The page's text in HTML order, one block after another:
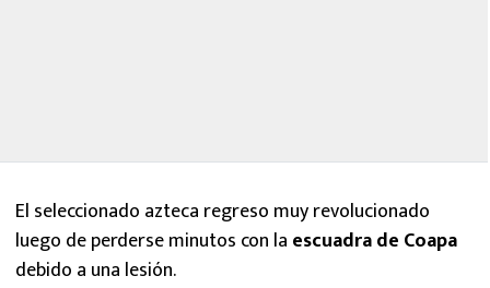
El seleccionado azteca regreso muy revolucionado
luego de perderse minutos con la escuadra de Coapa
debido a una lesión.